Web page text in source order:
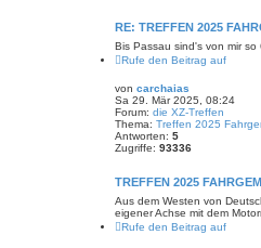
RE: TREFFEN 2025
Bis Passau sind's von mir so
Rufe den Beitrag auf
von carchaias
Sa 29. Mär 2025, 08:24
Forum: die XZ-Treffen
Thema: Treffen 2025
Antworten: 5
Zugriffe: 93336
TREFFEN 2025
Aus dem Westen von
eigener Achse mit dem
Rufe den Beitrag auf